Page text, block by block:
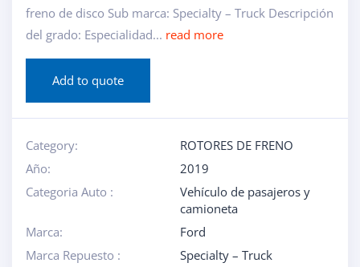
freno de disco Sub marca: Specialty – Truck Descripción
del grado: Especialidad... read more
Add to quote
Category:
ROTORES DE FRENO
Año:
2019
Categoria Auto :
Vehículo de pasajeros y
camioneta
Marca:
Ford
Marca Repuesto :
Specialty – Truck